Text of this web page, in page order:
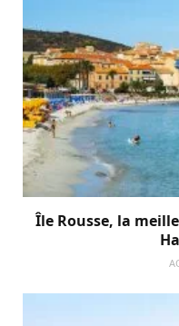
Île Rousse, la